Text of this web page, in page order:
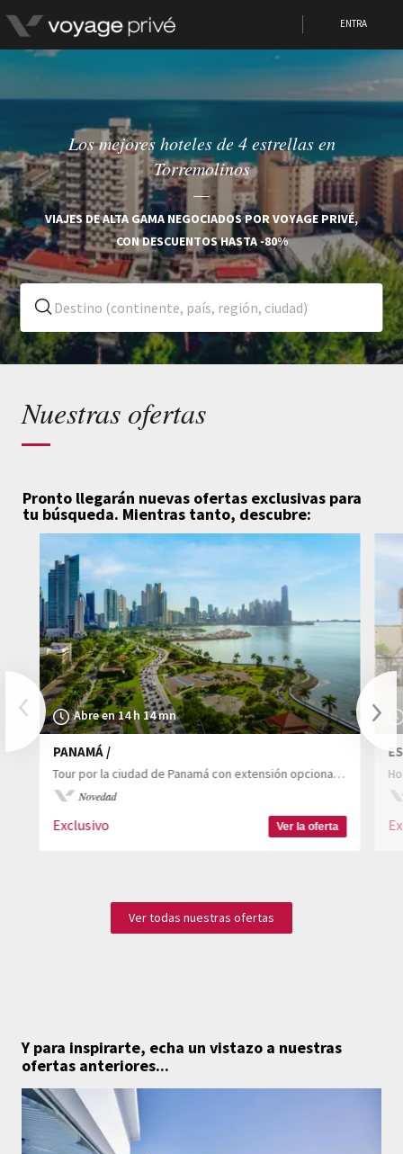
ENTRA
Los mejores hoteles de 4 estrellas en
Torremolinos
VIAJES DE ALTA GAMA NEGOCIADOS POR VOYAGE PRIVÉ,
CON DESCUENTOS HASTA -80%
Nuestras ofertas
Pronto llegarán nuevas ofertas exclusivas para
tu búsqueda. Mientras tanto, descubre:
PreviousAbre en 14 h 14 mn
PANAMÁ /
Tour por la ciudad de Panamá con extensión opcional a Bocas del Toro
Novedad
Exclusivo Ver la oferta
Ver todas nuestras ofertas
Y para inspirarte, echa un vistazo a nuestras
ofertas anteriores...